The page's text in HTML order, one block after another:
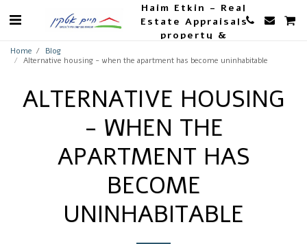
Haim Etkin - Real
Estate Appraisals
property &
Home
Blog
Alternative housing - when the apartment has become uninhabitable
ALTERNATIVE HOUSING
- WHEN THE
APARTMENT HAS
BECOME
UNINHABITABLE